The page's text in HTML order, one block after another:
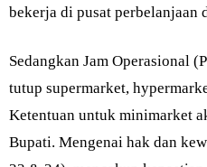
bekerja di pusat perbelanjaan
Sedangkan Jam Operasional
tutup supermarket,
Ketentuan untuk minimarket
Bupati. Mengenai hak dan